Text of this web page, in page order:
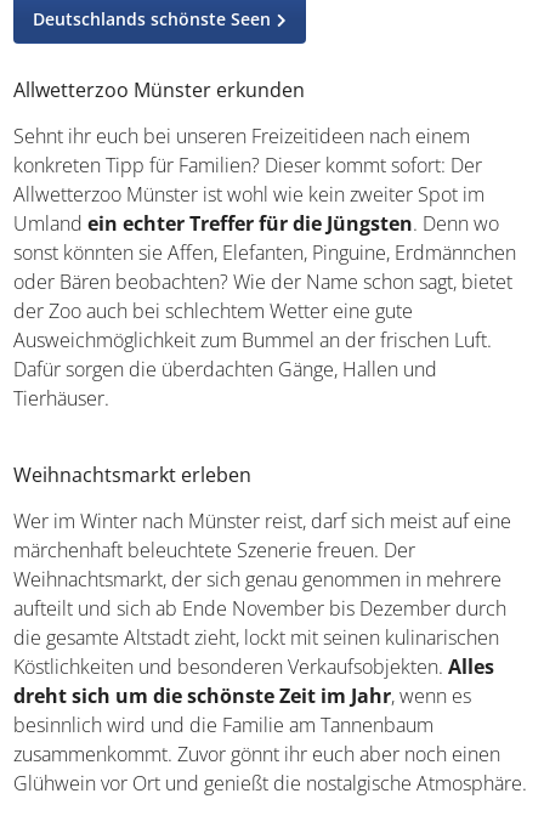
Deutschlands schönste Seen
Allwetterzoo Münster erkunden
Sehnt ihr euch bei unseren Freizeitideen nach einem
konkreten Tipp für Familien? Dieser kommt sofort: Der
Allwetterzoo Münster ist wohl wie kein zweiter Spot im
Umlandein echter Treffer für die Jüngsten. Denn wo
sonst könnten sie Affen, Elefanten, Pinguine, Erdmännchen
oder Bären beobachten? Wie der Name schon sagt, bietet
der Zoo auch bei schlechtem Wetter eine gute
Ausweichmöglichkeit zum Bummel an der frischen Luft.
Dafür sorgen die überdachten Gänge, Hallen und
Tierhäuser.
Weihnachtsmarkt erleben
Wer im Winter nach Münster reist, darf sich meist auf eine
märchenhaft beleuchtete Szenerie freuen. Der
Weihnachtsmarkt, der sich genau genommen in mehrere
aufteilt und sich ab Ende November bis Dezember durch
die gesamte Altstadt zieht, lockt mit seinen kulinarischen
Köstlichkeiten und besonderen Verkaufsobjekten.Alles
dreht sich um die schönste Zeit im Jahr, wenn es
besinnlich wird und die Familie am Tannenbaum
zusammenkommt. Zuvor gönnt ihr euch aber noch einen
Glühwein vor Ort und genießt die nostalgische Atmosphäre.